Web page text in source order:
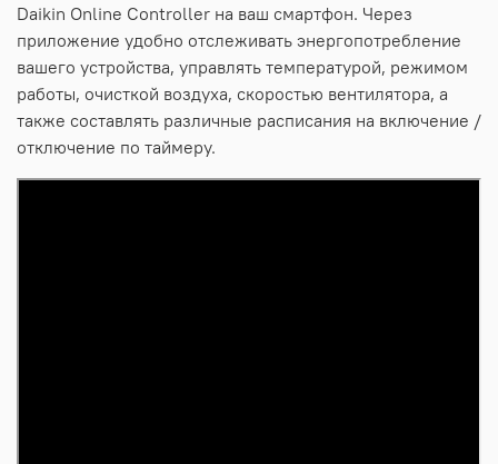
Daikin Online Controller на ваш смартфон. Через
приложение удобно отслеживать энергопотребление
вашего устройства, управлять температурой, режимом
работы, очисткой воздуха, скоростью вентилятора, а
также составлять различные расписания на включение /
отключение по таймеру.